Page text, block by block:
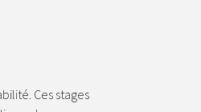
Ces stages